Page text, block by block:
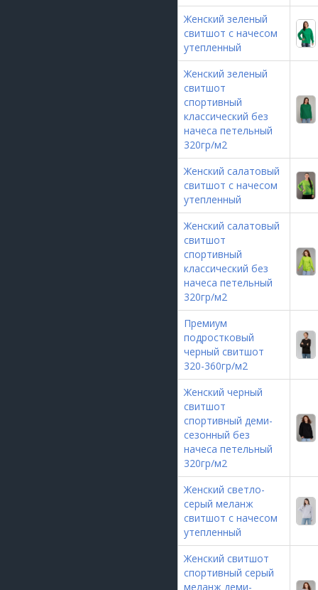
Женский зеленый
свитшот с начесом
утепленный
Женский зеленый
свитшот
спортивный
классический без
начеса петельный
320гр/м2
Женский салатовый
свитшот с начесом
утепленный
Женский салатовый
свитшот
спортивный
классический без
начеса петельный
320гр/м2
Премиум
подростковый
черный свитшот
320-360гр/м2
Женский черный
свитшот
спортивный деми-
сезонный без
начеса петельный
320гр/м2
Женский светло-
серый меланж
свитшот с начесом
утепленный
Женский свитшот
спортивный серый
меланж деми-